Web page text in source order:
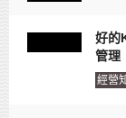
好的
管理
經營